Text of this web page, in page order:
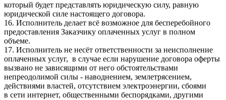
который будет представлять юридическую силу, равную
юридической силе настоящего договора.
16. Исполнитель делает всё возможное для бесперебойного
предоставления Заказчику оплаченных услуг в полном
объеме.
17. Исполнитель не несёт ответственности за неисполнение
оплаченных услуг, в случае если нарушение договора оферты
вызвано не зависящими от него обстоятельствами
непреодолимой силы - наводнением, землетрясением,
действиями властей, отсутствием электроэнергии, сбоями
в сети интернет, общественными беспорядками, другими